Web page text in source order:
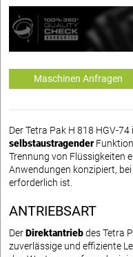
Maschinen Anfragen
Der Tetra Pak H 818 HGV-74
selbstaustragender
Trennung von Flüssigkeiten
Anwendungen konzipiert,
erforderlich ist.
ANTRIEBSART
DerDirektantriebdes Tetra
zuverlässige und effiziente